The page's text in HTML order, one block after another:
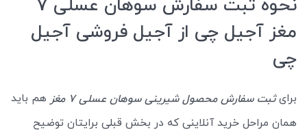
نحوه ثبت سفارش سوهان عسلی 7
مغز آجیل چی از آجیل فروشی آجیل
چی
برایثبت سفارش محصول شیرینی سوهان عسلی 7 مغز
هم باید
همان مراحل خرید آنلاینی که در بخش قبلی برایتان توضیح